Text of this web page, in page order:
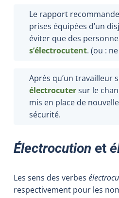
Le rapport
prises équipées d’un
éviter que des
s’électrocutent. (ou : ne
Après qu’un travailleur
électrocutersur le
mis en place de
sécurité.
Électrocution et
Les sens des verbes
respectivement pour les